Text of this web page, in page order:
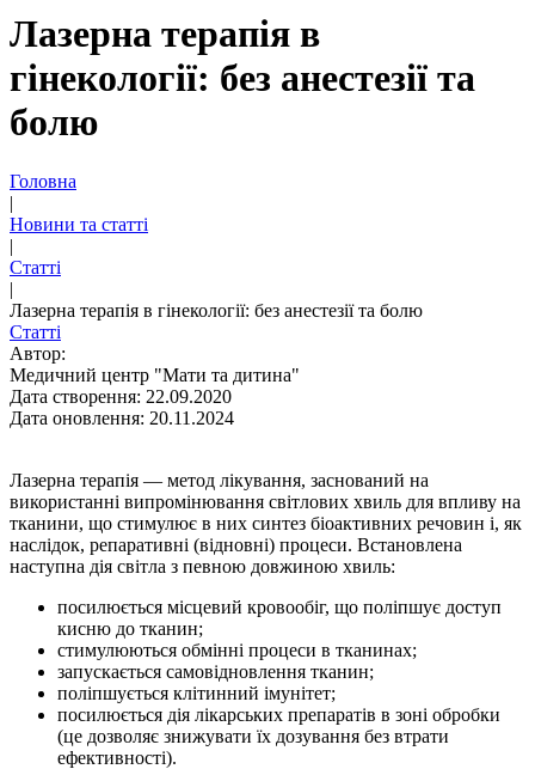
Лазерна терапія в
гінекології: без анестезії та
болю
Головна
|
Новини та статті
|
Статті
|
Лазерна терапія в гінекології: без анестезії та болю
Статті
Автор:
Медичний центр "Мати та дитина"
Дата створення: 22.09.2020
Дата оновлення: 20.11.2024
Лазерна терапія — метод лікування, заснований на
використанні випромінювання світлових хвиль для впливу на
тканини, що стимулює в них синтез біоактивних речовин і, як
наслідок, репаративні (відновні) процеси. Встановлена
наступна дія світла з певною довжиною хвиль:
посилюється місцевий кровообіг, що поліпшує доступ
кисню до тканин;
стимулюються обмінні процеси в тканинах;
запускається самовідновлення тканин;
поліпшується клітинний імунітет;
посилюється дія лікарських препаратів в зоні обробки
(це дозволяє знижувати їх дозування без втрати
ефективності).